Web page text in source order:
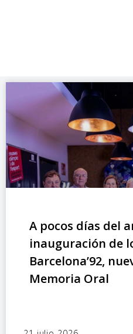
A pocos días del
inauguración de
Barcelona’92,
Memoria Oral